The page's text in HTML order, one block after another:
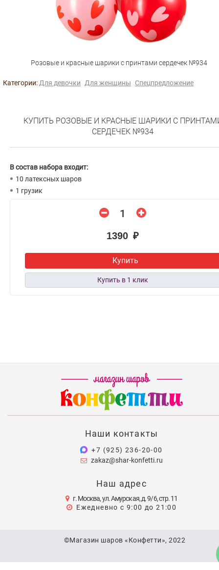
Розовые и красные шарики с принтами сердечек №934
Категории: Для девочки Для женщины Спецпредложение
КУПИТЬ РОЗОВЫЕ И КРАСНЫЕ ШАРИКИ С
СЕРДЕЧЕК №934
В состав набора входит:
10 латексных шаров
1 грузик
1390 ₽
Купить
Наши контакты
+7 (925) 236-20-00
zakaz@shar-konfetti.ru
Наш адрес
г. Москва, ул. Амурская, д. 9/6, стр. 11
Ежедневно с 9:00 до 21:00
©Магазин шаров «Конфетти», 2022